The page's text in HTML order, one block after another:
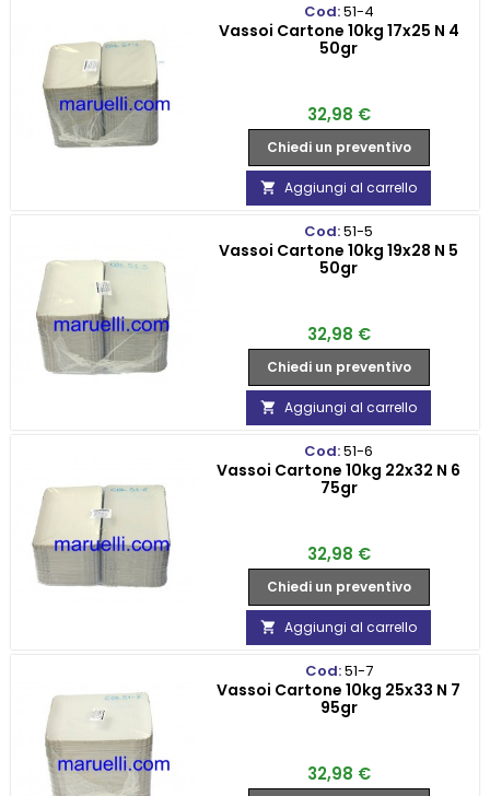
Cod:51-4
Vassoi Cartone 10kg 17x25 N 4
50gr
Prezzo
32,98 €
Chiedi un preventivo
 Aggiungi al carrello
Cod:51-5
Vassoi Cartone 10kg 19x28 N 5
50gr
Prezzo
32,98 €
Chiedi un preventivo
 Aggiungi al carrello
Cod:51-6
Vassoi Cartone 10kg 22x32 N 6
75gr
Prezzo
32,98 €
Chiedi un preventivo
 Aggiungi al carrello
Cod:51-7
Vassoi Cartone 10kg 25x33 N 7
95gr
Prezzo
32,98 €